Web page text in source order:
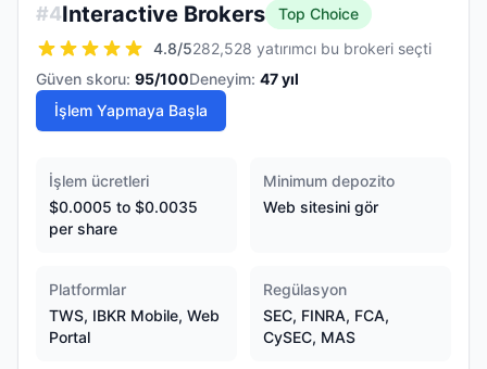
#4Interactive Brokers
Top Choice
4.8/5282,528 yatırımcı bu brokeri seçti
Güven skoru: 95/100Deneyim: 47yıl
İşlem Yapmaya Başla
İşlem ücretleri
$0.0005 to $0.0035
per share
Minimum depozito
Web sitesini gör
Platformlar
TWS, IBKR Mobile, Web
Portal
Regülasyon
SEC, FINRA, FCA,
CySEC, MAS